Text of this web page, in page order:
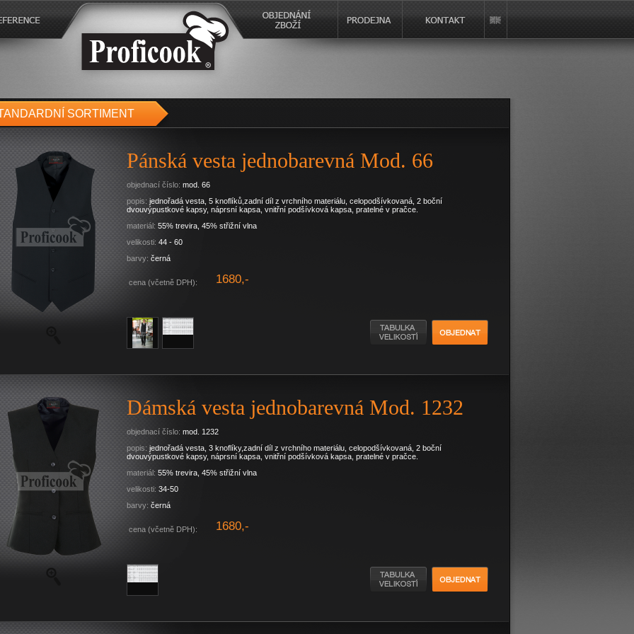
SORTIMENT
Pánská vesta jednobarevná Mod. 66
objednací číslo: mod. 66
popis: jednořadá vesta, 5 knoflíků,zadní díl z vrchního materiálu, celopodšívkovaná, 2 boční
dvouvýpustkové kapsy, náprsní kapsa, vnitřní podšívková kapsa, pratelné v pračce.
materiál: 55% trevira, 45% střižní vlna
velikosti: 44 - 60
barvy: černá
cena (včetně DPH): 1680,-
Dámská vesta jednobarevná Mod. 1232
objednací číslo: mod. 1232
popis: jednořadá vesta, 3 knoflíky,zadní díl z vrchního materiálu, celopodšívkovaná, 2 boční
dvouvýpustkové kapsy, náprsní kapsa, vnitřní podšívková kapsa, pratelné v pračce.
materiál: 55% trevira, 45% střižní vlna
velikosti: 34-50
barvy: černá
cena (včetně DPH): 1680,-